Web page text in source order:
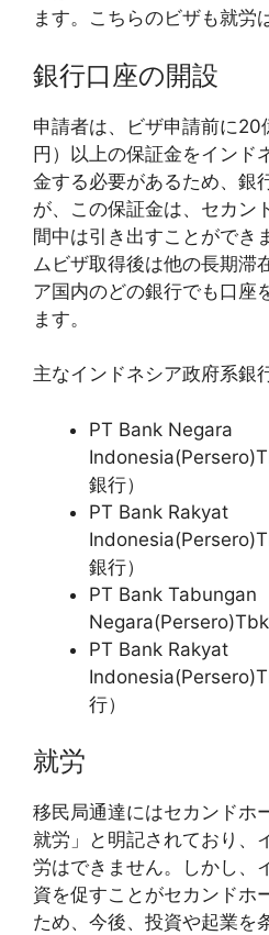
ます。こちらのビザも就労
銀行口座の開設
申請者は、ビザ申請前に
円）以上の保証金をインド
金する必要があるため、銀
が、この保証金は、セカン
間中は引き出すことができ
ムビザ取得後は他の長期滞
ア国内のどの銀行でも口座
ます。
主なインドネシア政府系銀
PT Bank Negara
銀行）
PT Bank Rakyat
銀行）
PT Bank Tabungan
Negara(Persero)Tbk
PT Bank Rakyat
行）
就労
移民局通達にはセカンドホ
就労」と明記されており、
労はできません。しかし、
資を促すことがセカンドホ
ため、今後、投資や起業を